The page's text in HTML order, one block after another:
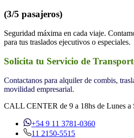
(3/5 pasajeros)
Seguridad máxima en cada viaje.
para tus traslados ejecutivos o especiales.
Solicita tu Servicio de
Contactanos para alquiler de combis,
movilidad empresarial.
CALL CENTER de 9 a 18hs de Lunes a
+54 9 11 3781-0360
11 2150-5515